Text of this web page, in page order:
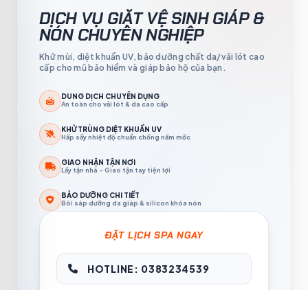
DỊCH VỤ GIẶT VỆ SINHGIÁP &
NÓN CHUYÊN NGHIỆP
Khử mùi, diệt khuẩn UV, bảo dưỡng chất da/vải lót cao
cấp cho mũ bảo hiểm và giáp bảo hộ của bạn.
DUNG DỊCH CHUYÊN DỤNG
An toàn cho vải lót & da cao cấp
KHỬ TRÙNG DIỆT KHUẨN UV
Hấp sấy nhiệt độ chuẩn chống nấm mốc
GIAO NHẬN TẬN NƠI
Lấy tận nhà - Giao tận tay tiện lợi
BẢO DƯỠNG CHI TIẾT
Bôi sáp dưỡng da giáp & silicon khóa nón
ĐẶT LỊCH SPA NGAY
HOTLINE: 0383234539